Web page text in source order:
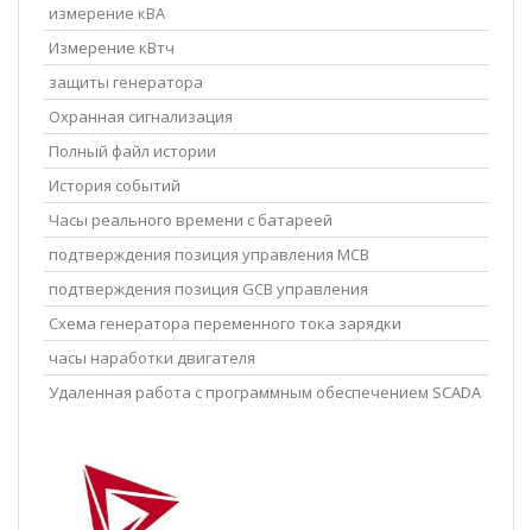
измерение кВА
Измерение кВтч
защиты генератора
Охранная сигнализация
Полный файл истории
История событий
Часы реального времени с батареей
подтверждения позиция управления MCB
подтверждения позиция GCB управления
Схема генератора переменного тока зарядки
часы наработки двигателя
Удаленная работа с программным обеспечением SCADA